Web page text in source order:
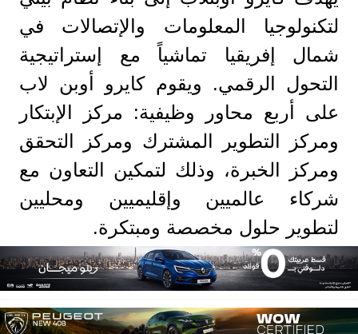
لتكنولوجيا المعلومات والإتصالات في
شمال إفريقيا تماشياً مع إستراتيجية
التحول الرقمي. ويقوم كايرو أوبن لاب
على أربع محاور وظيفية: مركز الإبتكار
ومركز التطوير المشترك ومركز التحقق
ومركز الخبرة، وذلك لتمكين التعاون مع
شركاء عالميين وإقليميين ومحليين
لتطوير حلول مخصصة ومبتكرة.